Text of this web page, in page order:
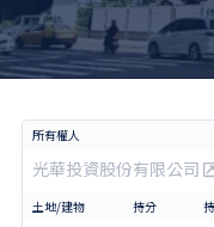
光華投資股份有限公司